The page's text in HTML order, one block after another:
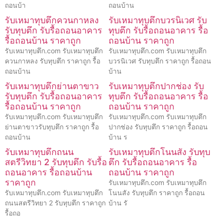
ถอนบ้า
ถอนบ้าน
รับเหมาทุบตึกควนกาหลง
รับทุบตึก รับรื้อถอนอาคาร
รื้อถอนบ้าน ราคาถูก
รับเหมาทุบตึก.com รับเหมาทุบตึก
ควนกาหลง รับทุบตึก ราคาถูก รื้อ
ถอนบ้าน
รับเหมาทุบตึกบวรนิเวศ รับ
ทุบตึก รับรื้อถอนอาคาร รื้อ
ถอนบ้าน ราคาถูก
รับเหมาทุบตึก.com รับเหมาทุบตึก
บวรนิเวศ รับทุบตึก ราคาถูก รื้อถอน
บ้าน
รับเหมาทุบตึกย่านตาขาว
รับทุบตึก รับรื้อถอนอาคาร
รื้อถอนบ้าน ราคาถูก
รับเหมาทุบตึก.com รับเหมาทุบตึก
ย่านตาขาวรับทุบตึก ราคาถูก รื้อ
ถอนบ้าน
รับเหมาทุบตึกปากช่อง รับ
ทุบตึก รับรื้อถอนอาคาร รื้อ
ถอนบ้าน ราคาถูก
รับเหมาทุบตึก.com รับเหมาทุบตึก
ปากช่อง รับทุบตึก ราคาถูก รื้อถอน
บ้าน ร
รับเหมาทุบตึกถนน
สตรีวิทยา 2 รับทุบตึก รับรื้อ
ถอนอาคาร รื้อถอนบ้าน
ราคาถูก
รับเหมาทุบตึก.com รับเหมาทุบตึก
ถนนสตรีวิทยา 2 รับทุบตึก ราคาถูก
รื้อถอ
รับเหมาทุบตึกโนนสัง รับทุบ
ตึก รับรื้อถอนอาคาร รื้อ
ถอนบ้าน ราคาถูก
รับเหมาทุบตึก.com รับเหมาทุบตึก
โนนสัง รับทุบตึก ราคาถูก รื้อถอน
บ้าน รั